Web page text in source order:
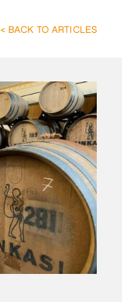
< BACK TO ARTICLES